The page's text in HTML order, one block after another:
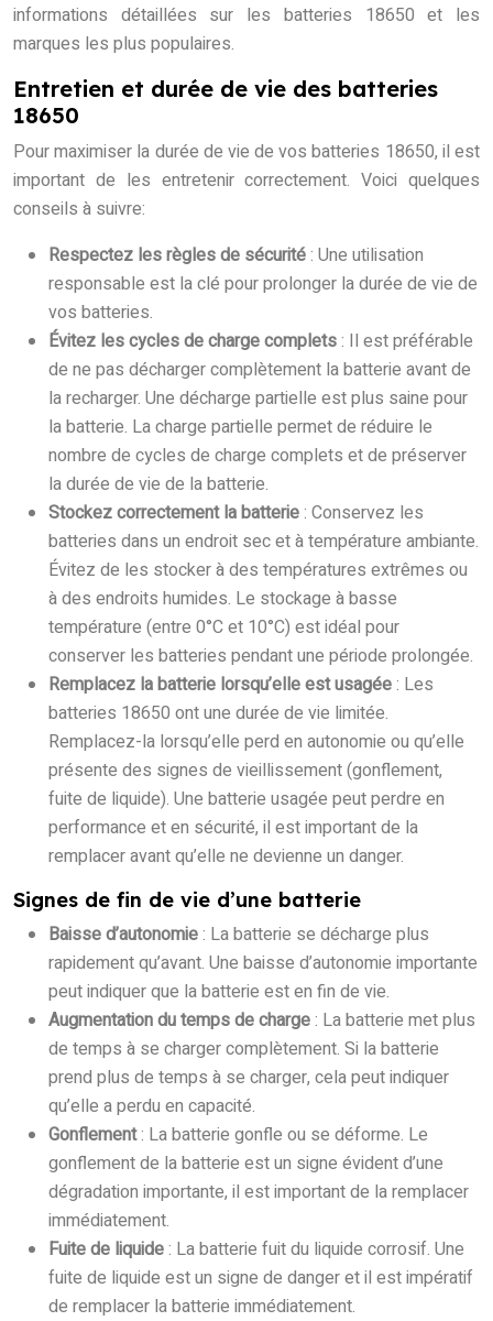
informations détaillées sur les batteries 18650 et les
marques les plus populaires.
Entretien et durée de vie des batteries
18650
Pour maximiser la durée de vie de vos batteries 18650, il est
important de les entretenir correctement. Voici quelques
conseils à suivre:
Respectez les règles de sécurité: Une utilisation
responsable est la clé pour prolonger la durée de vie de
vos batteries.
Évitez les cycles de charge complets: Il est préférable
de ne pas décharger complètement la batterie avant de
la recharger. Une décharge partielle est plus saine pour
la batterie. La charge partielle permet de réduire le
nombre de cycles de charge complets et de préserver
la durée de vie de la batterie.
Stockez correctement la batterie: Conservez les
batteries dans un endroit sec et à température ambiante.
Évitez de les stocker à des températures extrêmes ou
à des endroits humides. Le stockage à basse
température (entre 0°C et 10°C) est idéal pour
conserver les batteries pendant une période prolongée.
Remplacez la batterie lorsqu’elle est usagée: Les
batteries 18650 ont une durée de vie limitée.
Remplacez-la lorsqu’elle perd en autonomie ou qu’elle
présente des signes de vieillissement (gonflement,
fuite de liquide). Une batterie usagée peut perdre en
performance et en sécurité, il est important de la
remplacer avant qu’elle ne devienne un danger.
Signes de fin de vie d’une batterie
Baisse d’autonomie: La batterie se décharge plus
rapidement qu’avant. Une baisse d’autonomie importante
peut indiquer que la batterie est en fin de vie.
Augmentation du temps de charge: La batterie met plus
de temps à se charger complètement. Si la batterie
prend plus de temps à se charger, cela peut indiquer
qu’elle a perdu en capacité.
Gonflement: La batterie gonfle ou se déforme. Le
gonflement de la batterie est un signe évident d’une
dégradation importante, il est important de la remplacer
immédiatement.
Fuite de liquide: La batterie fuit du liquide corrosif. Une
fuite de liquide est un signe de danger et il est impératif
de remplacer la batterie immédiatement.